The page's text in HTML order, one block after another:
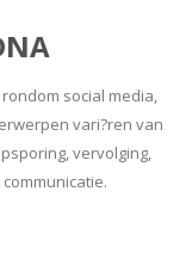
social media,
vari?ren van
vervolging,